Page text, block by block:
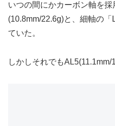
いつの間にかカーボン軸を採
(10.8mm/22.6g)と、細軸の
ていた。
しかしそれでも